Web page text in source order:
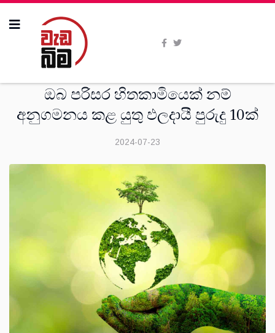
ඔබ පරිසර හිතකාමියෙක් නම්
අනුගමනය කළ යුතු ඵලදායී පුරුදු 10ක්
2024-07-23